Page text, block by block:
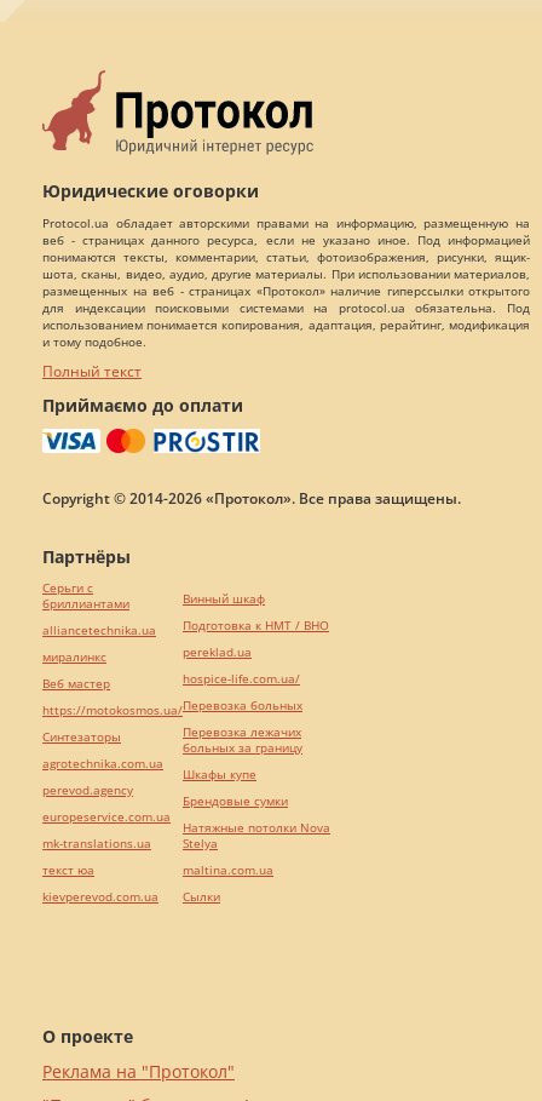
Юридические оговорки
Protocol.ua обладает авторскими правами на информацию, размещенную на
веб - страницах данного ресурса, если не указано иное. Под информацией
понимаются тексты, комментарии, статьи, фотоизображения, рисунки, ящик-
шота, сканы, видео, аудио, другие материалы. При использовании материалов,
размещенных на веб - страницах «Протокол» наличие гиперссылки открытого
для индексации поисковыми системами на protocol.ua обязательна. Под
использованием понимается копирования, адаптация, рерайтинг, модификация
и тому подобное.
Полный текст
Приймаємо до оплати
Copyright © 2014-2026 «Протокол». Все права защищены.
О проекте
Реклама на "Протокол"
Партнёры
Серьги с
бриллиантами
alliancetechnika.ua
миралинкс
Веб мастер
https://motokosmos.ua/
Синтезаторы
agrotechnika.com.ua
perevod.agency
europeservice.com.ua
mk-translations.ua
текст юа
kievperevod.com.ua
Винный шкаф
Подготовка к НМТ / ВНО
pereklad.ua
hospice-life.com.ua/
Перевозка больных
Перевозка лежачих
больных за границу
Шкафы купе
Брендовые сумки
Натяжные потолки Nova
Stelya
maltina.com.ua
Cылки